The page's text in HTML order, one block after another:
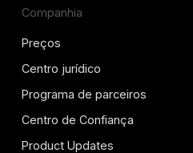
Companhia
Preços
Centro jurídico
Programa de parceiros
Centro de Confiança
Product Updates